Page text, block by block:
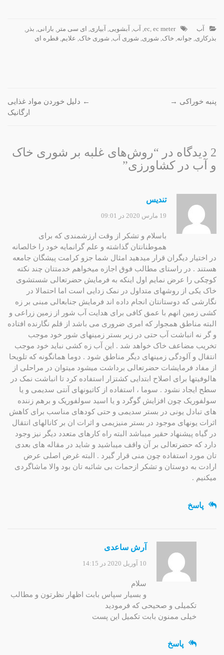
آب ec, ec meter
, آب, آبشویی, آبیاری, ای سی متر , بارانی, بذر ,
بذرکاری, جوانه, خاک, شوری, شوری آب, شوری خاک, علایم, قطره ای
پیمایش
← دلیل خوردن مواد غذایی
ارگانیک
پنبه خوراکی →
2 دیدگاه در “
روش‌های غلبە بر شوری خاک
و آب در کشاورزی”
تندیس
19 مارس 2020 در 09:01
باسلام و تشکر از وقت ارزشمندی که برای
هموطنانتان گذاشته و علم گرانمایه خود را خالصانه
در اختیار دیگران قرار میدهید امثال شما جزو کرامت پیشگان جامعه
هستند . در راستای مطالب فوق اجازه میخواهم خدمتتان چند نکته
کوچکی را عرض نمایم اول اینکه به فرمایش حضرتعالی شستشوی
خاک یکی از روشهای متداول در نمک زدایی است اما احتمالا در
نگارشی که دوستانتان انجام داده اند فرمایش جنابعالی مبنی بر زه
کشی زمین انهم با عمق کافی برای هدایت آب شور از زمین زراعی و
البته مناطق همجوار که امری ضروری می باشد از قلم نگارنده افتاده
و گر نه انباشت آب حتی در زیر بستر زمینهای شور خود موجب
تخریب مضاعف خاک خواهد شد . این آب زه کشی نباید خود موجب
انتقال و آلودگی زمینهای دیگر مناطق شود . دوما همانگونه که تلویحا
از مفاد فرمایشات حضرتعالی برداشت میشود میتوان در مراحلی از
هالوفیتها برای اصلاح ابتدایی کشتزار استفاده کرد تا انباشت نمک در
سطح ایجاد نشود . سوما ، استفاده از کاتیونهای آنتی سدیمی و یا
سولفوریک چون افزایش گوگرد و یا اسید سولفوریک و برهم زننده
های تبادل یونی در بستر سدیمی و حتی کودهای مناسب برای کاهش
اثرات یونهای موجود در بستر منیزیمی و اثرات ان بر کانالهای انتقال
در گیاه پیشنهاد حقیر میباشد البته راه کارهای متعدد دیگر نیز وجود
دارد که حضرتعالی بر آن واقف میباشید و شاید در مقاله های بعدی
تان مورد استفاده چون منی قرار گیرد . البته غرض اصلی عرض
ارادت به دوستان و تشکر ازحمات بی شائبه تان بود والا ماشاگردی
میکنیم .
پاسخ
آرش ساعدی
10 آوریل 2020 در 14:15
سلام
و بسیار سپاس بابت اظهار نظرتون و مطالب
تکمیلی و صحیحی که فرمودید
خیلی ممنون بابت تکمیل این پست
پاسخ